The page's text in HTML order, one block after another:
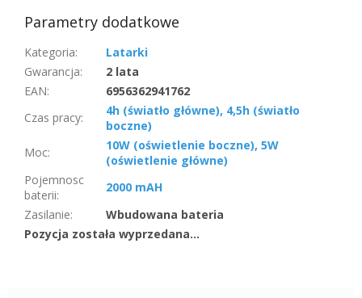
Parametry dodatkowe
Kategoria:
Latarki
Gwarancja:
2 lata
EAN:
6956362941762
Czas pracy:
4h (światło główne), 4,5h (światło
boczne)
Moc:
10W (oświetlenie boczne), 5W
(oświetlenie główne)
Pojemnosc
baterii:
2000 mAH
Zasilanie:
Wbudowana bateria
Pozycja została wyprzedana…